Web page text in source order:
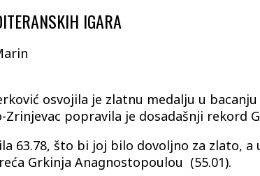
IGARA
osvojila je zlatnu medalju u
popravila je dosadašnji rekord
63.78, što bi joj bilo dovoljno za zlato,
Grkinja Anagnostopoulou (55.01).